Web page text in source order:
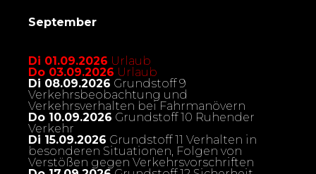
September
Di 01.09.2026 Urlaub
Do 03.09.2026 Urlaub
Di 08.09.2026 Grundstoff 9
Verkehrsbeobachtung und
Verkehrsverhalten bei Fahrmanövern
Do 10.09.2026 Grundstoff 10 Ruhender
Verkehr
Di 15.09.2026 Grundstoff 11 Verhalten in
besonderen Situationen, Folgen von
Verstößen gegen Verkehrsvorschriften